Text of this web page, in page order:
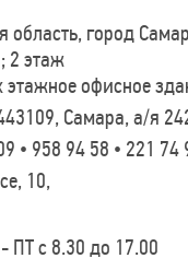
область, город
2 этаж
офисное
Самара, а/я
• 958 94 58 • 221 74
10,
с 8.30 до 17.00